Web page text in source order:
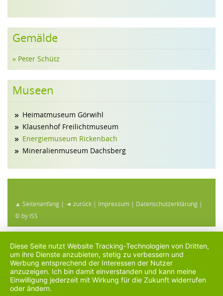
Gemälde
» Peter Schütz
Museen
Heimatmuseum Görwihl
Klausenhof Freilichtmuseum
Energiemuseum Rickenbach
Mineralienmuseum Dachsberg
▲ Seitenanfang | ◄ zurück | Impressum | Datenschutzerklärung |
© by ISS
Diese Seite nutzt Website Tracking-Technologien von Dritten,
um ihre Dienste anzubieten, stetig zu verbessern und
Werbung entsprechend der Interessen der Nutzer
anzuzeigen. Ich bin damit einverstanden und kann meine
Einwilligung jederzeit mit Wirkung für die Zukunft widerrufen
oder ändern.